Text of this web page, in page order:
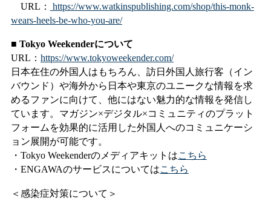
URL：
https://www.watkinspublishing.com/shop/this-monk-
wears-heels-be-who-you-are/
■ Tokyo Weekenderについて
URL： https://www.tokyoweekender.com/
日本在住の外国人はもちろん、訪日外国人旅行客（イン
バウンド）や海外から日本や東京のユニークな情報を求
めるファンに向けて、他にはない魅力的な情報を発信し
ています。マガジン×デジタル×コミュニティのプラット
フォームを効果的に活用した外国人へのコミュニケーシ
ョン展開が可能です。
・Tokyo Weekenderのメディアキットはこちら
・ENGAWAのサービスについてはこちら
＜感染症対策について＞